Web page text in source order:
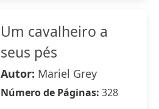
Um cavalheiro a
seus pés
Autor: Mariel Grey
Número de Páginas: 328